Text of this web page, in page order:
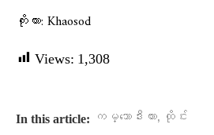
ကိုးကား: Khaosod
Views: 1,308
In this article: ကမ္ဘောဒီးယား, ထိုင်း